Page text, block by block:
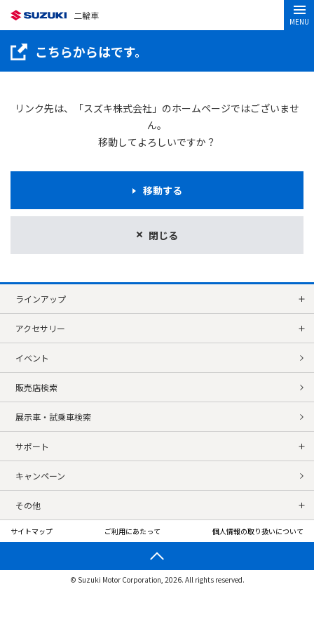
二輪車
MENU
こちらからはです。
リンク先は、「スズキ株式会社」のホームページではございませ
ん。
移動してよろしいですか？
閉じる
移動する
ラインアップ
アクセサリー
イベント
販売店検索
展示車・試乗車検索
サポート
キャンペーン
その他
サイトマップ ご利用にあたって 個人情報の取り扱いについて
© Suzuki Motor Corporation, 2026. All rights reserved.